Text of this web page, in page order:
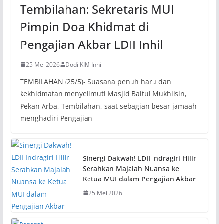
Tembilahan: Sekretaris MUI
Pimpin Doa Khidmat di
Pengajian Akbar LDII Inhil
25 Mei 2026 Dodi KIM Inhil
TEMBILAHAN (25/5)- Suasana penuh haru dan
kekhidmatan menyelimuti Masjid Baitul Mukhlisin,
Pekan Arba, Tembilahan, saat sebagian besar jamaah
menghadiri Pengajian
Sinergi Dakwah! LDII Indragiri Hilir
Serahkan Majalah Nuansa ke
Ketua MUI dalam Pengajian Akbar
25 Mei 2026